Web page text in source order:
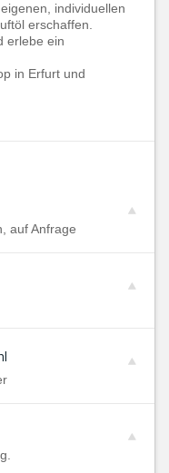
individuellen
erschaffen.
erlebe ein
in Erfurt und
auf Anfrage